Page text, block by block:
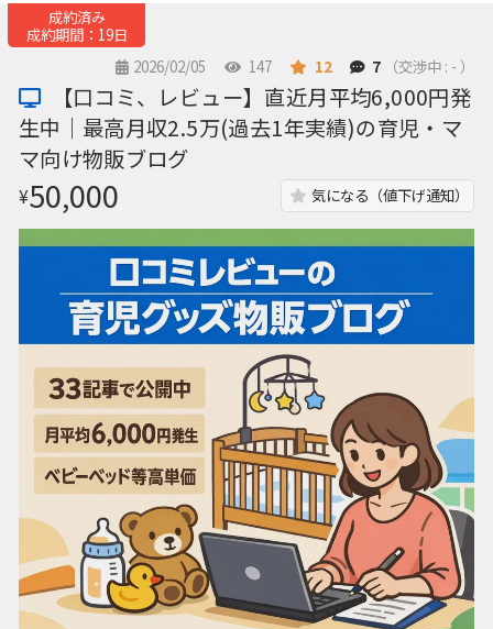
成約済み
成約期間：19日
2026/02/05
147 12 7 （交渉中 : - ）
【口コミ、レビュー】直近月平均6,000円発
生中｜最高月収2.5万(過去1年実績)の育児・マ
マ向け物販ブログ
¥50,000 気になる（値下げ通知）